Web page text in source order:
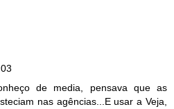
de media, pensava que as
nas agências...E usar a Veja,